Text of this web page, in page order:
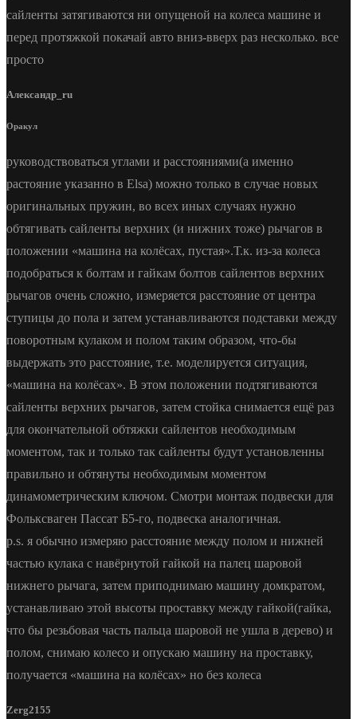
сайленты затягиваются ни опущеной на колеса машине и
перед протяжкой покачай авто вниз-вверх раз несколько. все
просто
Александр_ru
Оракул
руководствоваться углами и расстояниями(а именно
растояние указанно в Elsa) можно только в случае новых
оригинальных пружин, во всех иных случаях нужно
обтягивать сайленты верхних (и нижних тоже) рычагов в
положении «машина на колёсах, пустая».Т.к. из-за колеса
подобраться к болтам и гайкам болтов сайлентов верхних
рычагов очень сложно, измеряется расстояние от центра
ступицы до пола и затем устанавливаются подставки между
поворотным кулаком и полом таким образом, что-бы
выдержать это расстояние, т.е. моделируется ситуация,
«машина на колёсах». В этом положении подтягиваются
сайленты верхних рычагов, затем стойка снимается ещё раз
для окончательной обтяжки сайлентов необходимым
моментом, так и только так сайленты будут установленны
правильно и обтянуты необходимым моментом
динамометрическим ключом. Смотри монтаж подвески для
Фольксваген Пассат Б5-го, подвеска аналогичная.
p.s. я обычно измеряю расстояние между полом и нижней
частью кулака с навёрнутой гайкой на палец шаровой
нижнего рычага, затем приподнимаю машину домкратом,
устанавливаю этой высоты проставку между гайкой(гайка,
что бы резьбовая часть пальца шаровой не ушла в дерево) и
полом, снимаю колесо и опускаю машину на проставку,
получается «машина на колёсах» но без колеса
Zerg2155